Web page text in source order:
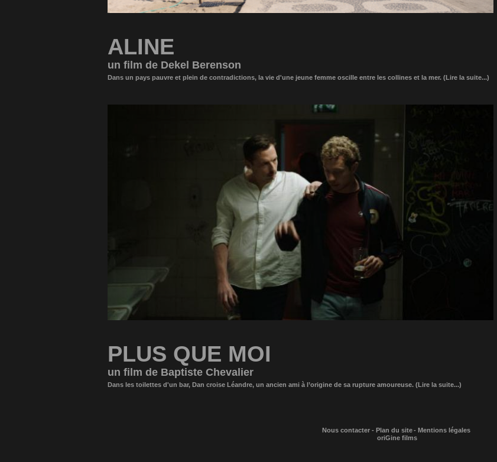
ALINE
un film de Dekel Berenson
Dans un pays pauvre et plein de contradictions, la vie d'une jeune femme oscille entre les collines et la mer. (Lire la suite...)
PLUS QUE MOI
un film de Baptiste Chevalier
Dans les toilettes d'un bar, Dan croise Léandre, un ancien ami à l’origine de sa rupture amoureuse. (Lire la suite...)
Nous contacter - Plan du site - Mentions légales
oriGine films